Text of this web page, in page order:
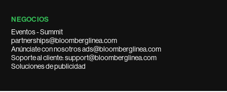
NEGOCIOS
Eventos - Summit
partnerships@bloomberglinea.com
Anúnciate con nosotros ads@bloomberglinea.com
Soporte al cliente: support@bloomberglinea.com
Soluciones de publicidad